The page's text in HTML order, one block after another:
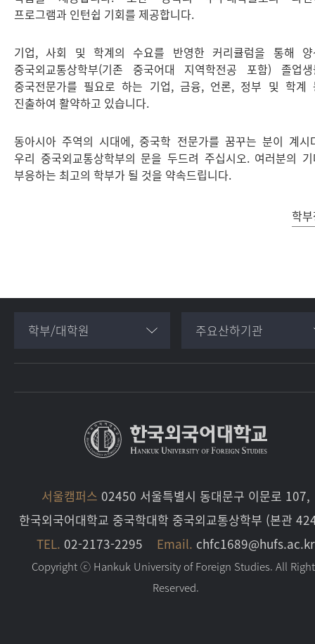
프로그램과 인턴쉽 기회를 제공합니다.
기업, 사회 및 학계의 수요를 반영한 커리큘럼을 통해 양
중국외교통상학부(기존 중국어대 지역학전공 포함) 졸업생
중국전문가를 필요로 하는 기업, 금융, 언론, 정부 및 학계
진출하여 활약하고 있습니다.
동아시아 주역의 시대에, 중국학 전문가를 꿈꾸는 분이 계시
우리 중국외교통상학부의 문을 두드려 주십시오. 여러분의
부응하는 최고의 학부가 될 것을 약속드립니다.
학
학부/대학원 주요산하기관
서울캠퍼스 02450 서울특별시 동대문구 이문로 107,
한국외국어대학교 중국학대학 중국외교통상학부 (본관
TEL. 02-2173-2295 Email. chfc1689@hufs.ac.kr
Copyright ⓒ Hankuk University of Foreign Studies. All
Reserved.